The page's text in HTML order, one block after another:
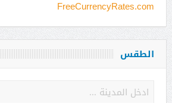
FreeCurrencyRates.com
الطقس